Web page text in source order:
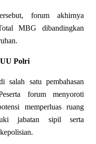
forum akhirnya
MBG dibandingkan
Polri
salah satu pembahasan
forum menyoroti
memperluas ruang
jabatan sipil serta